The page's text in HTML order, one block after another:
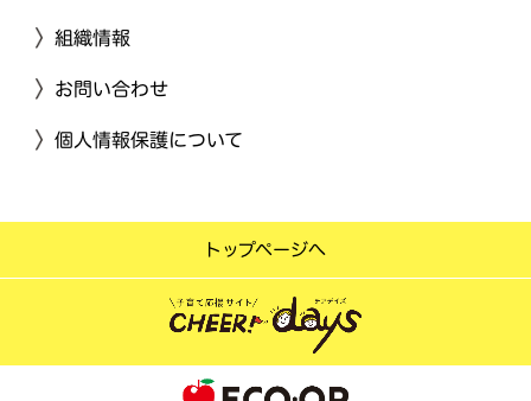
組織情報
お問い合わせ
個人情報保護について
トップページへ